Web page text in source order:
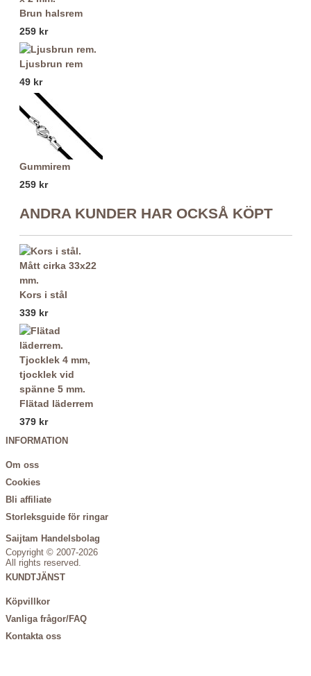
Brun halsrem
259 kr
Ljusbrun rem
49 kr
Gummirem
259 kr
ANDRA KUNDER HAR OCKSÅ KÖPT
Kors i stål
339 kr
Flätad läderrem
379 kr
INFORMATION
Om oss
Cookies
Bli affiliate
Storleksguide för ringar
Saijtam Handelsbolag
Copyright © 2007-2026
All rights reserved.
KUNDTJÄNST
Köpvillkor
Vanliga frågor/FAQ
Kontakta oss